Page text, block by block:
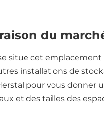
du
situe cet emplacement
installations de
pour vous donner
et des tailles des